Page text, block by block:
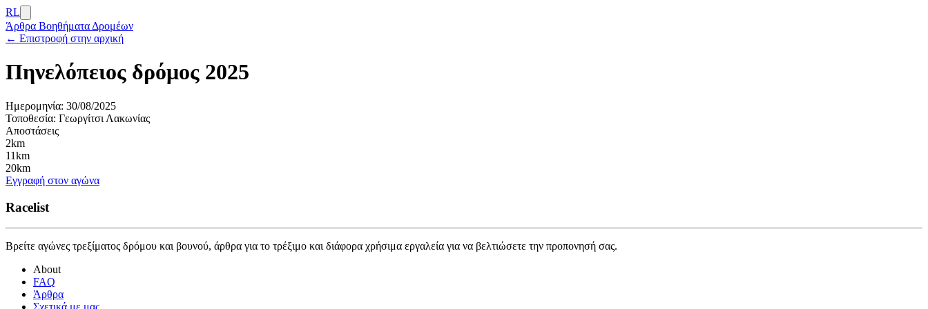
RL
Άρθρα Βοηθήματα Δρομέων
← Επιστροφή στην αρχική
Πηνελόπειος δρόμος 2025
Ημερομηνία: 30/08/2025
Τοποθεσία: Γεωργίτσι Λακωνίας
Αποστάσεις
2km
11km
20km
Εγγραφή στον αγώνα
Racelist
Βρείτε αγώνες τρεξίματος δρόμου και βουνού, άρθρα για το τρέξιμο και διάφορα χρήσιμα εργαλεία για να βελτιώσετε την προπονησή σας.
About
FAQ
Άρθρα